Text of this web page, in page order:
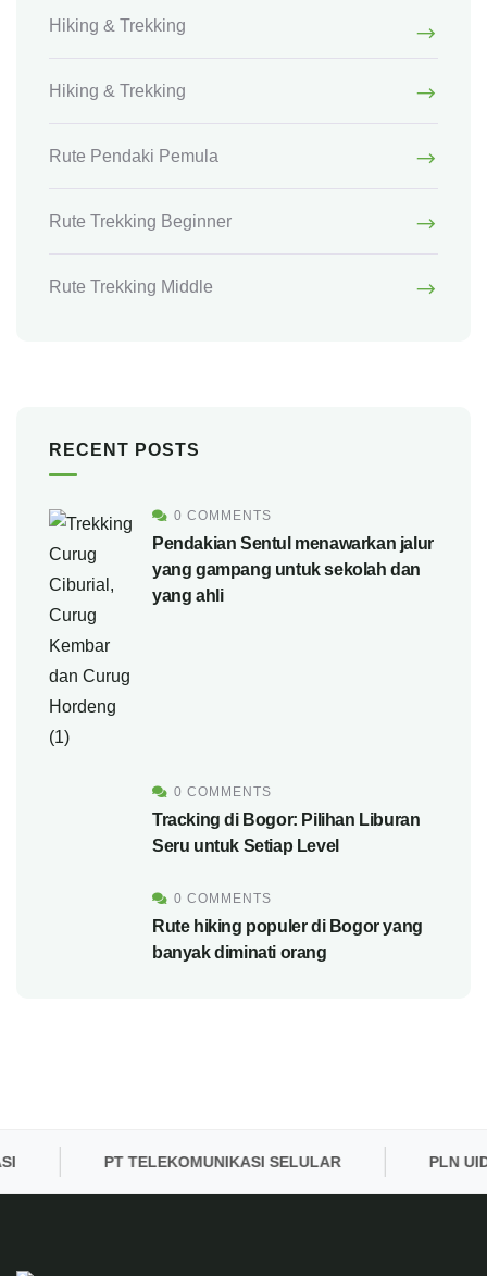
Hiking & Trekking
Hiking & Trekking
Rute Pendaki Pemula
Rute Trekking Beginner
Rute Trekking Middle
RECENT POSTS
0 COMMENTS
Pendakian Sentul menawarkan jalur
yang gampang untuk sekolah dan
yang ahli
0 COMMENTS
Tracking di Bogor: Pilihan Liburan
Seru untuk Setiap Level
0 COMMENTS
Rute hiking populer di Bogor yang
banyak diminati orang
PT TELEKOMUNIKASI SELULAR PLN UID